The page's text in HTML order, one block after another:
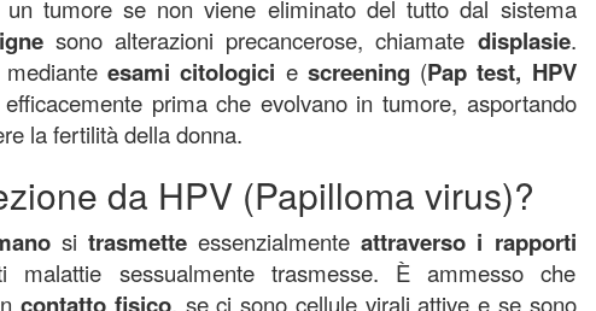
tumore se non viene eliminato del tutto dal sistema
sono alterazioni precancerose, chiamate displasie.
medianteesami citologici e screening (Pap test, HPV
prima che evolvano in tumore, asportando
la fertilità della donna.
da HPV (Papilloma virus)?
si trasmetteessenzialmenteattraverso i rapporti
sessualmente trasmesse. È ammesso che
contatto fisico, se ci sono cellule virali attive e se sono